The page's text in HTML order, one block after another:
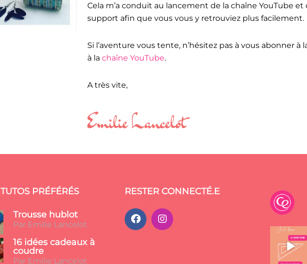
Cela m’a conduit au lancement de la chaîne YouTube et
support afin que vous vous y retrouviez plus facilement.
Si l’aventure vous tente, n’hésitez pas à vous abonner à
à la chaîne YouTube.
A très vite,
Emilie Lancelot
PRÉFÉRÉS
Trousse hublot
Par Emilie Lancelot
16 idées cadeaux à
coudre
Par Emilie Lancelot
RESTER CONNECTÉ.E